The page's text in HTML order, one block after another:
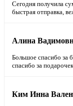
Сегодня получила
быстрая отправка,
Алина
Большое спасибо за
спасибо за
Ким Инна